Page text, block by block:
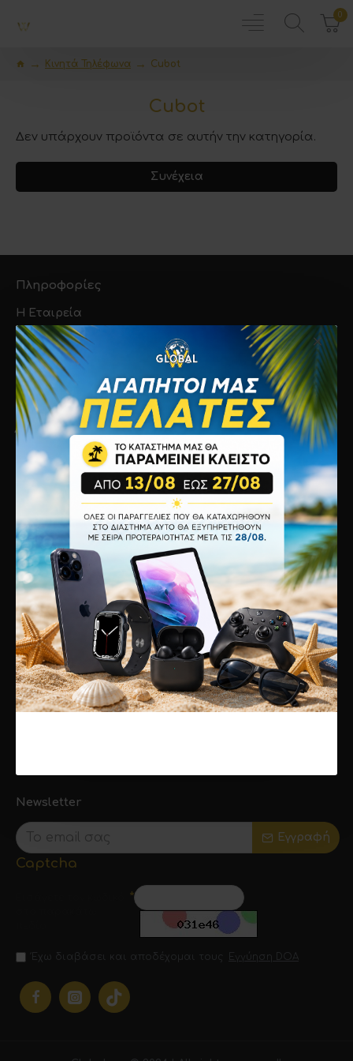
0
Κινητά Τηλέφωνα Cubot
Cubot
Δεν υπάρχουν προϊόντα σε αυτήν την κατηγορία.
Συνέχεια
Πληροφορίες
Η Εταιρεία
Τρόποι Αποστολής
Τρόποι Πληρωμής
Πολιτική Απορρήτου
Πολιτική Cookies
Όροι Χρήσης
Εξυπηρέτηση
Επικοινωνία
Επιστροφές
Χάρτης Ιστότοπου
Κατασκευαστές
Προσφορές
Λογαριασμός
O Λογαριασμός μου
Ιστορικό Παραγγελιών
Συνεργάτες
Newsletter
Εγγραφή
Captcha
Έχω διαβάσει και αποδέχομαι τους Εγγύηση DOA